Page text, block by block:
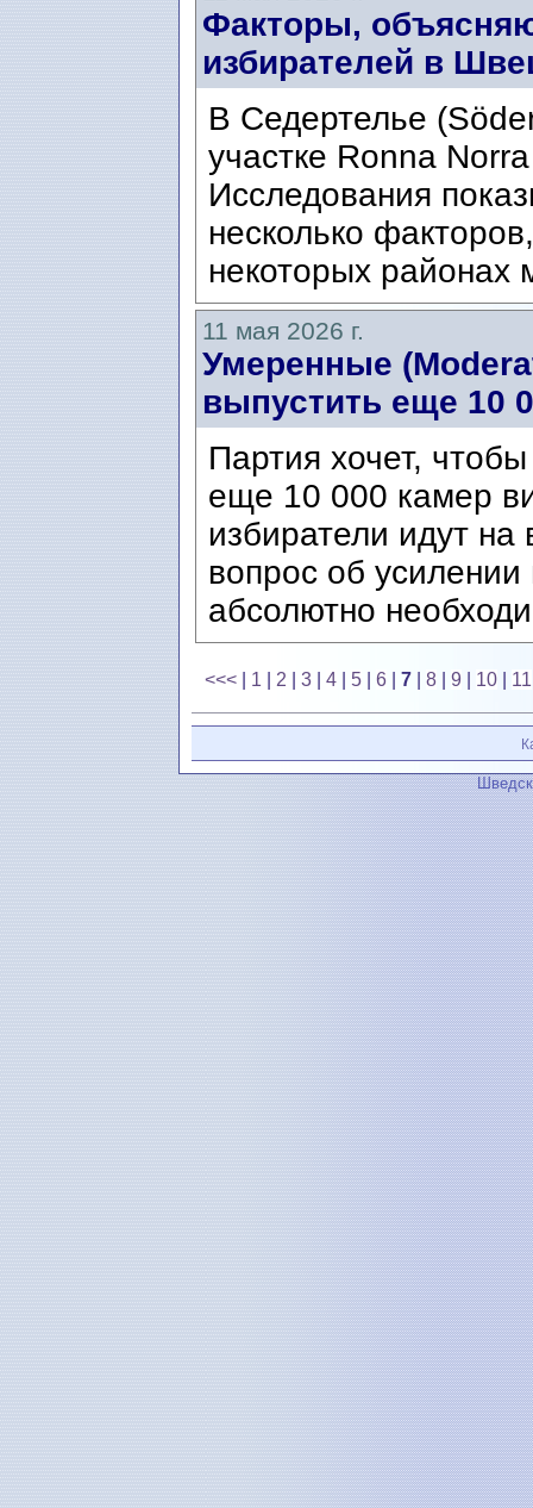
Факторы,
избирателей в
В Седертелье
участке Ronna
Исследования
несколько
некоторых
11 мая 2026 г.
Умеренные
выпустить еще 10
Партия хочет,
еще 10 000 камер
избиратели идут
вопрос об
абсолютно
<<< 1 2 3 4 5 6 7 8 9 10 11